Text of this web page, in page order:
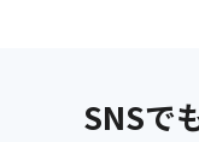
SNSで